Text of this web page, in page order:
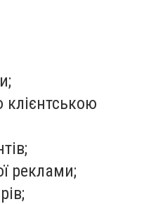
клієнтською
реклами;